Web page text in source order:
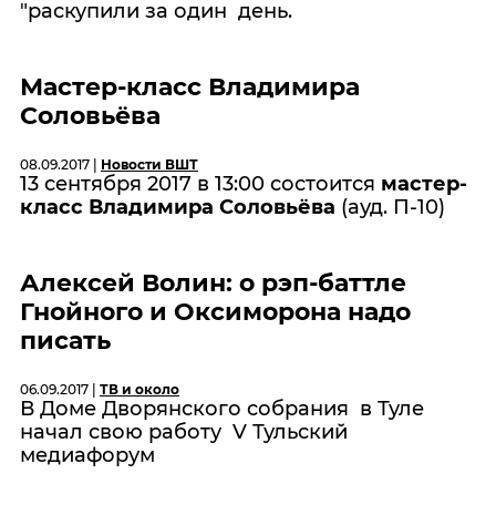
"раскупили за один день.
Мастер-класс Владимира
Соловьёва
08.09.2017 | Новости ВШТ
13 сентября 2017 в 13:00 состоится мастер-
класс Владимира Соловьёва (ауд. П-10)
Алексей Волин: о рэп-баттле
Гнойного и Оксиморона надо
писать
06.09.2017 | ТВ и около
В Доме Дворянского собрания в Туле
начал свою работу V Тульский
медиафорум